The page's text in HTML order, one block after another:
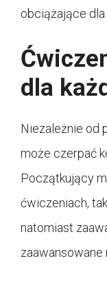
obciążające dla
dla
Niezależnie od
może czerpać
Początkujący
ćwiczeniach,
natomiast
zaawansowane